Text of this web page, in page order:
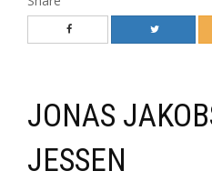
JONAS
JESSEN